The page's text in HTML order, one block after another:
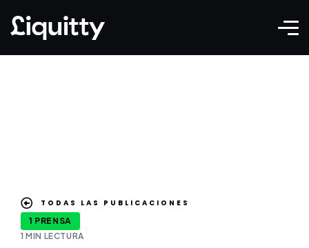
TODAS LAS PUBLICACIONES
1 PRENSA
1 MIN LECTURA